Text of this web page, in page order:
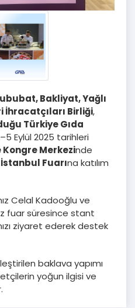
Bakliyat, Yağlı
Birliği,
Türkiye Gıda
Eylül 2025 tarihleri
Kongre Merkezinde
Fuarına katılım
Celal Kadooğlu ve
fuar süresince stant
ziyaret ederek destek
baklava yapımı
yoğun ilgisi ve